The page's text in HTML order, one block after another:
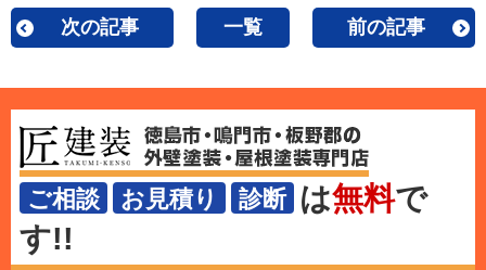
次の記事 一覧 前の記事
ご相談 お見積り 診断 は無料で
す!!